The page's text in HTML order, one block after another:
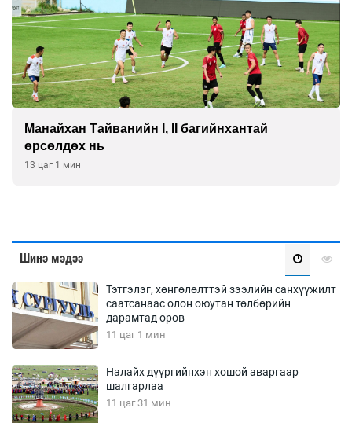
Манайхан Тайванийн I, II багийнхантай
өрсөлдөх нь
13 цаг 1 мин
Шинэ мэдээ
Тэтгэлэг, хөнгөлөлттэй зээлийн санхүүжилт
саатсанаас олон оюутан төлбөрийн
дарамтад оров
11 цаг 1 мин
Налайх дүүргийнхэн хошой аваргаар
шалгарлаа
11 цаг 31 мин